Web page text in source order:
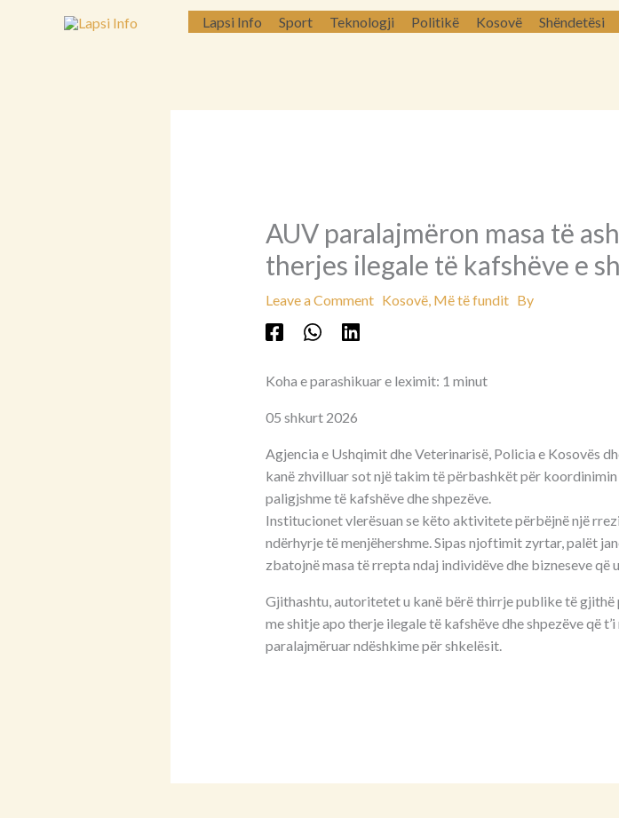
Lapsi Info Sport Teknologji Politikë Kosovë Shëndetësi
AUV paralajmëron masa të
therjes ilegale të kafshëve e
Leave a Comment Kosovë, Më të funditBy
Koha e parashikuar e leximit: 1 minut
05 shkurt 2026
Agjencia e Ushqimit dhe Veterinarisë, Policia e Kosovës
kanë zhvilluar sot një takim të përbashkët për
paligjshme të kafshëve dhe shpezëve.
Institucionet vlerësuan se këto aktivitete përbëjnë një
ndërhyrje të menjëhershme. Sipas njoftimit zyrtar, palët
zbatojnë masa të rrepta ndaj individëve dhe bizneseve
Gjithashtu, autoritetet u kanë bërë thirrje publike të
me shitje apo therje ilegale të kafshëve dhe shpezëve që
paralajmëruar ndëshkime për shkelësit.